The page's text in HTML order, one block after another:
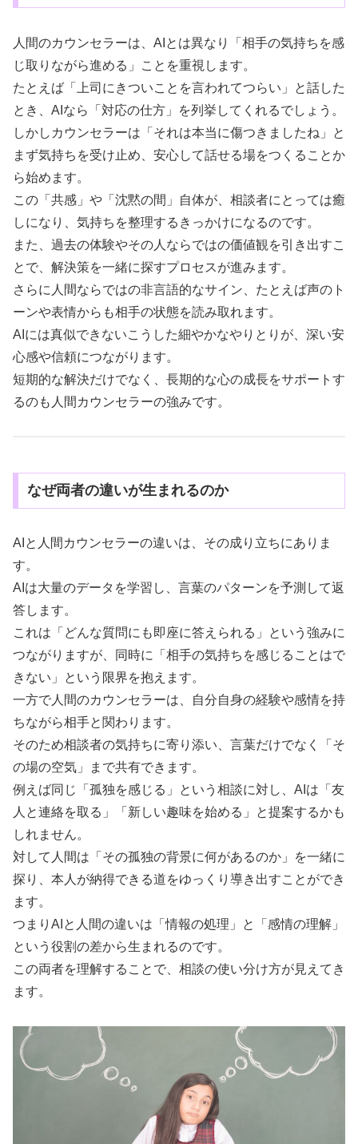
人間のカウンセラーは、AIとは異なり「相手の気持ちを感
じ取りながら進める」ことを重視します。
たとえば「上司にきついことを言われてつらい」と話した
とき、AIなら「対応の仕方」を列挙してくれるでしょう。
しかしカウンセラーは「それは本当に傷つきましたね」と
まず気持ちを受け止め、安心して話せる場をつくることか
ら始めます。
この「共感」や「沈黙の間」自体が、相談者にとっては癒
しになり、気持ちを整理するきっかけになるのです。
また、過去の体験やその人ならではの価値観を引き出すこ
とで、解決策を一緒に探すプロセスが進みます。
さらに人間ならではの非言語的なサイン、たとえば声のト
ーンや表情からも相手の状態を読み取れます。
AIには真似できないこうした細やかなやりとりが、深い安
心感や信頼につながります。
短期的な解決だけでなく、長期的な心の成長をサポートす
るのも人間カウンセラーの強みです。
なぜ両者の違いが生まれるのか
AIと人間カウンセラーの違いは、その成り立ちにありま
す。
AIは大量のデータを学習し、言葉のパターンを予測して返
答します。
これは「どんな質問にも即座に答えられる」という強みに
つながりますが、同時に「相手の気持ちを感じることはで
きない」という限界を抱えます。
一方で人間のカウンセラーは、自分自身の経験や感情を持
ちながら相手と関わります。
そのため相談者の気持ちに寄り添い、言葉だけでなく「そ
の場の空気」まで共有できます。
例えば同じ「孤独を感じる」という相談に対し、AIは「友
人と連絡を取る」「新しい趣味を始める」と提案するかも
しれません。
対して人間は「その孤独の背景に何があるのか」を一緒に
探り、本人が納得できる道をゆっくり導き出すことができ
ます。
つまりAIと人間の違いは「情報の処理」と「感情の理解」
という役割の差から生まれるのです。
この両者を理解することで、相談の使い分け方が見えてき
ます。